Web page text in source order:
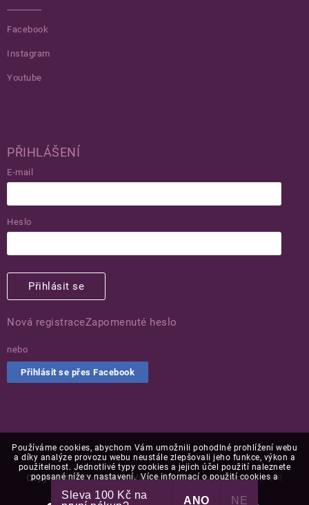
Používáme cookies, abychom Vám umožnili pohodlné prohlížení webu
a díky analýze provozu webu neustále zlepšovali jeho funkce, výkon a
použitelnost. Jednotlivé typy cookies a jejich účel použití naleznete
popsané níže v nastavení. Více informací o použití cookies a
Facebook
Instagram
Youtube
PŘIHLÁŠENÍ
E-mail
Heslo
Přihlásit se
Nová registraceZapomenuté heslo
nebo
Přihlásit se přes Facebook
Copyright 2026Puaree. Všechna práva vyhrazena.Upravit
nastavení cookies
Sleva 100 Kč na
ANO NE